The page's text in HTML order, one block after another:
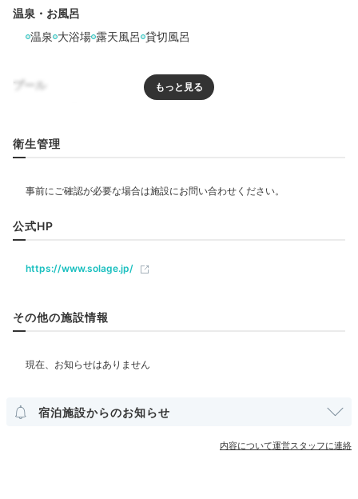
した。
Onsen
絶景×温泉の
別府湾の絶景を眺めながら温泉につかれます。木と岩の
と夜で違う露天風呂を楽しめますよ。子連れ旅なら貸切
温泉・お風呂
温泉 大浴場 露天風呂 貸切風呂
プール
リラクゼーション
飲食
部屋情報
その他館内施設
衛生管理
公式HP
https://www.solage.jp/
その他の施設情報
宿泊施設からのお知らせ
内容について運営スタッフに連絡